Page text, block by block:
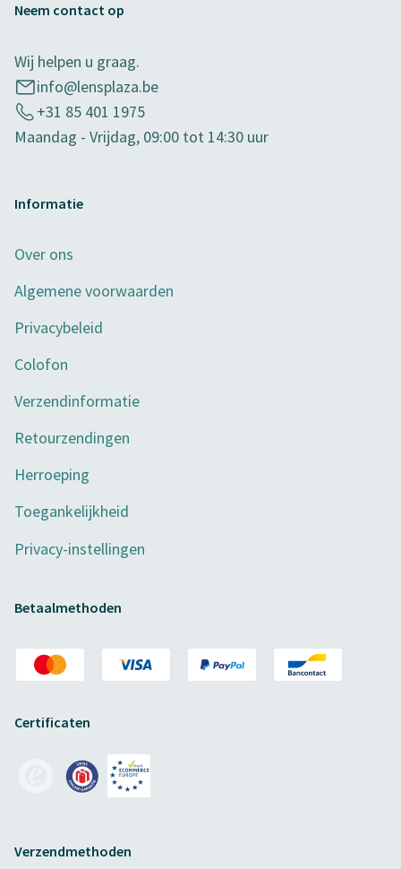
Neem contact op
Wij helpen u graag.
info@lensplaza.be
+31 85 401 1975
Maandag - Vrijdag, 09:00 tot 14:30 uur
Informatie
Over ons
Algemene voorwaarden
Privacybeleid
Colofon
Verzendinformatie
Retourzendingen
Herroeping
Toegankelijkheid
Privacy-instellingen
Betaalmethoden
Certificaten
Verzendmethoden